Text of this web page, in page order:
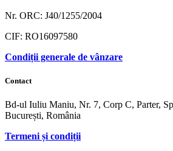
Nr. ORC: J40/1255/2004
CIF: RO16097580
Condiții generale de vânzare
Contact
Bd-ul Iuliu Maniu, Nr. 7, Corp C, Parter,
București, România
Termeni și condiții